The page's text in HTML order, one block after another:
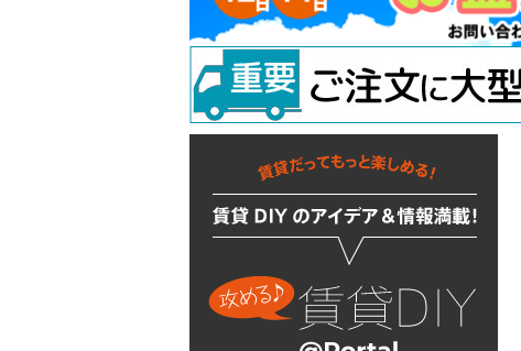
キッチンに使う
掃除・汚れ・サビ落し
固定金具
建築金物